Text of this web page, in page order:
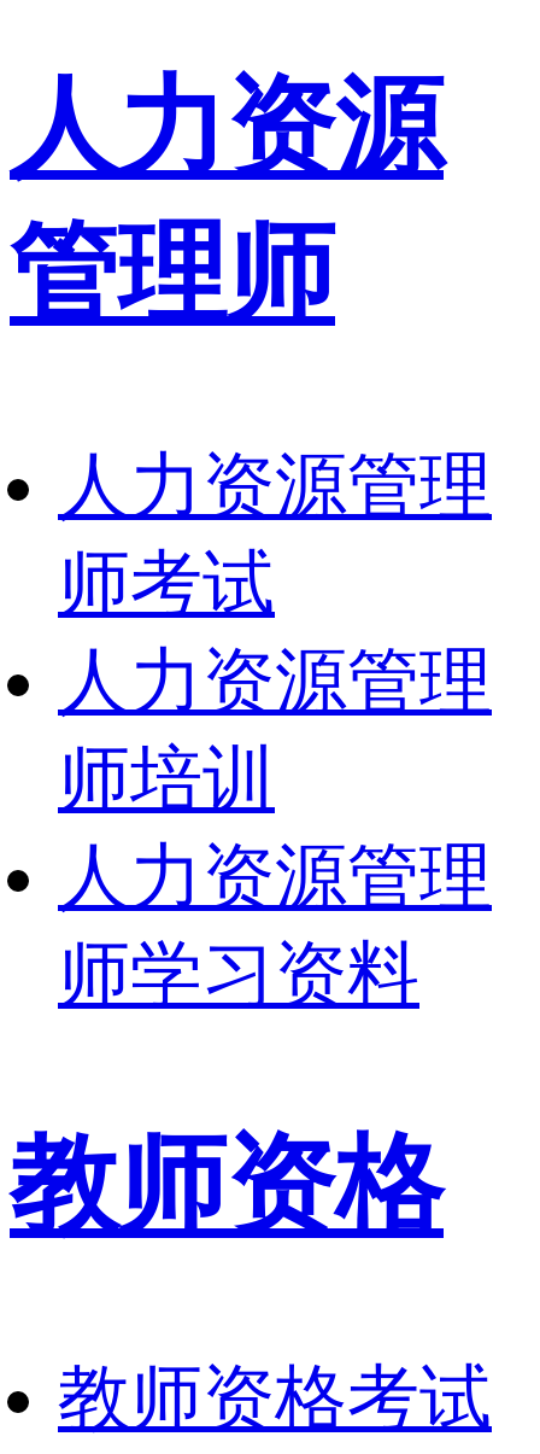
人力资源
管理师
人力资源管理
师考试
人力资源管理
师培训
人力资源管理
师学习资料
教师资格
教师资格考试